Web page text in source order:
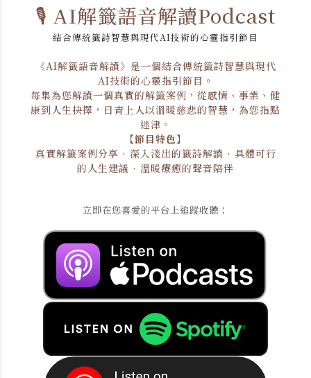
🎙️ AI解籤語音解讀Podcast
結合傳統籤詩智慧與現代AI技術的心靈指引節目
《AI解籤語音解讀》是一個結合傳統籤詩智慧與現代
AI技術的心靈指引節目。
每集為您解讀一個真實的解籤案例，從感情、事業、健
康到人生抉擇，日青上人以溫暖慈悲的智慧，為您指點
迷津。
【節目特色】
真實解籤案例分享 · 深入淺出的籤詩解讀 · 具體可行
的人生建議 · 溫暖療癒的聲音陪伴
立即在您喜愛的平台上追蹤收聽：